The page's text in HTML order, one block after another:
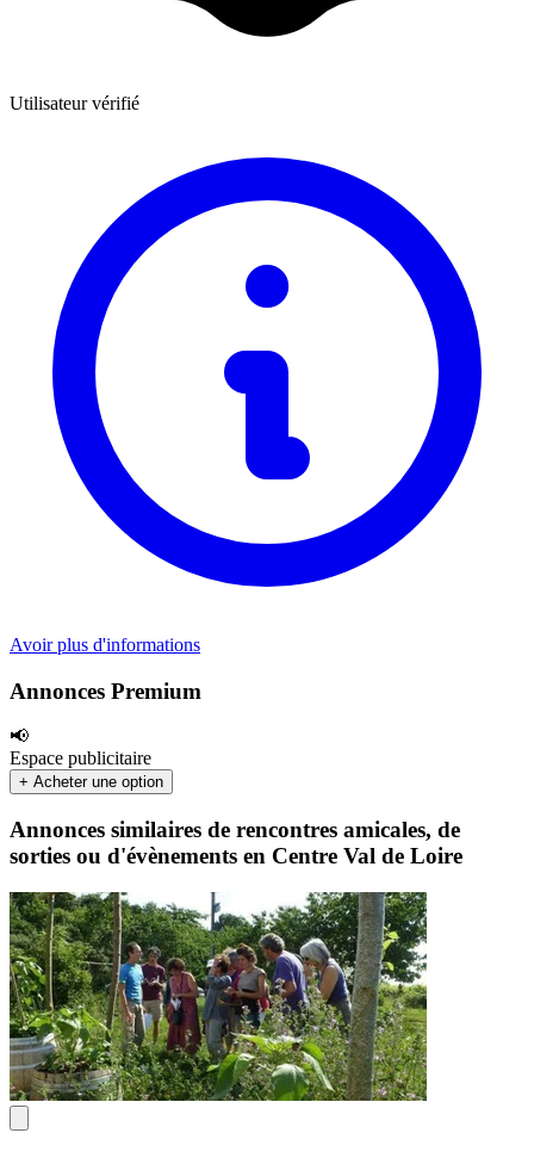
Annonces Premium
📢
Espace publicitaire
+ Acheter une option
Utilisateur vérifié
Avoir plus d'informations
Annonces similaires de rencontres amicales, de
sorties ou d'évènements en Centre Val de Loire